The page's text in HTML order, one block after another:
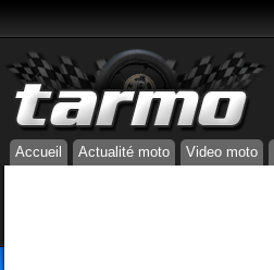
Accueil Actualité moto Video moto